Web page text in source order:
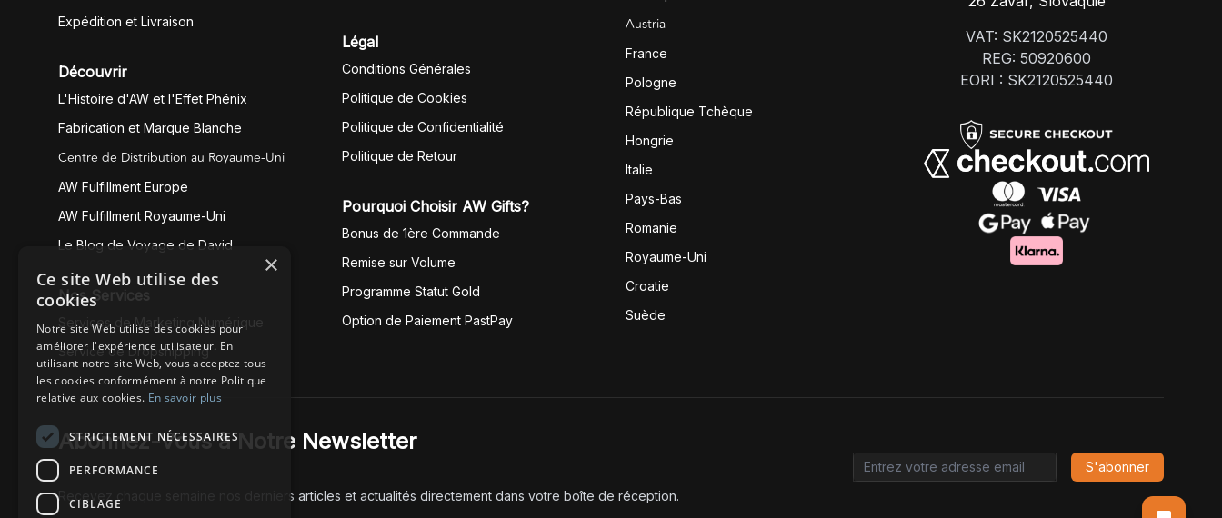
Expédition et Livraison
Découvrir
L'Histoire d'AW et l'Effet Phénix
Fabrication et Marque Blanche
Centre de Distribution au Royaume-Uni
AW Fulfillment Europe
AW Fulfillment Royaume-Uni
Le Blog de Voyage de David
Nos Services
Services de Marketing Numérique
Service de Dropshipping
Légal
Conditions Générales
Politique de Cookies
Politique de Confidentialité
Politique de Retour
Pourquoi Choisir AW Gifts?
Bonus de 1ère Commande
Remise sur Volume
Programme Statut Gold
Option de Paiement PastPay
Austria
France
Pologne
République Tchèque
Hongrie
Italie
Pays-Bas
Romanie
Royaume-Uni
Croatie
Suède
VAT: SK2120525440
REG: 50920600
EORI : SK2120525440
Abonnez-Vous à Notre Newsletter
Recevez chaque semaine nos derniers articles et actualités directement dans votre boîte de réception.
Email address
S'abonner
×
Ce site Web utilise des
cookies
Notre site Web utilise des cookies pour
améliorer l'expérience utilisateur. En
utilisant notre site Web, vous acceptez tous
les cookies conformément à notre Politique
relative aux cookies. En savoir plus
STRICTEMENT NÉCESSAIRES
PERFORMANCE
CIBLAGE